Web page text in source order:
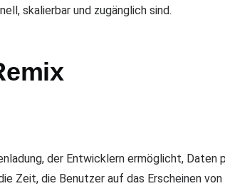
Monitoring
skalierbar und zugänglich sind.
der Entwicklern ermöglicht, Daten
Zeit, die Benutzer auf das Erscheinen